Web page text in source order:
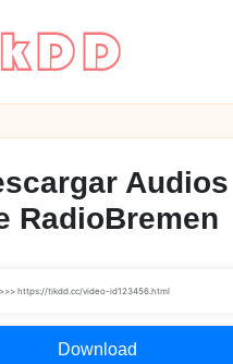
Audios
RadioBremen
Download